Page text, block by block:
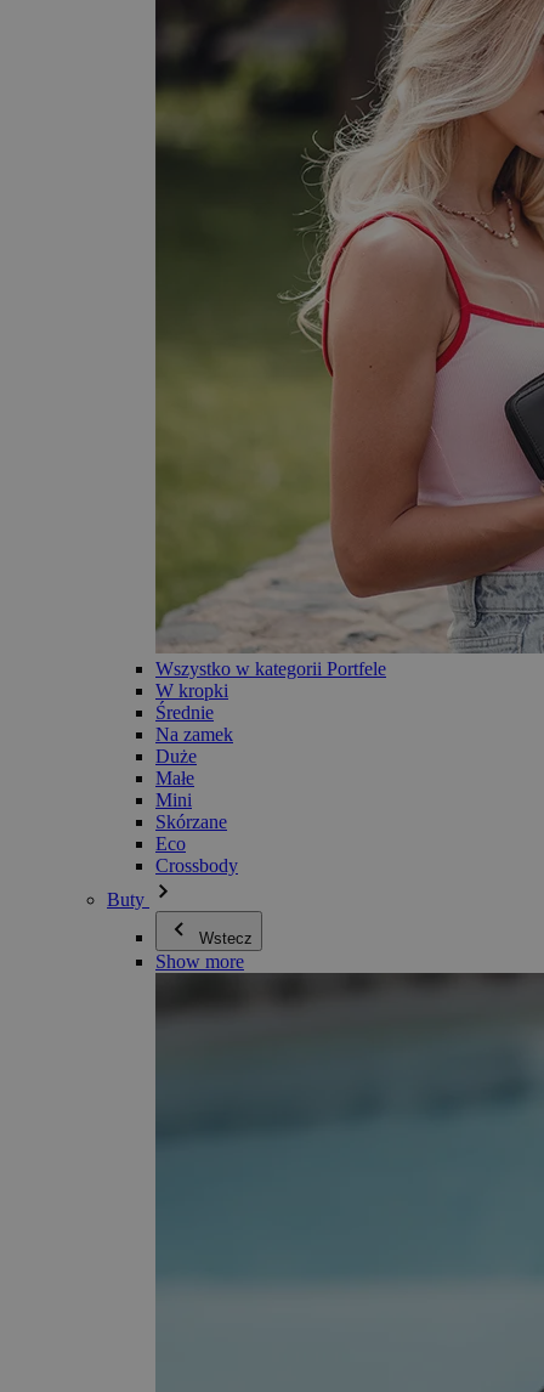
Wszystko w kategorii Portfele
W kropki
Średnie
Na zamek
Duże
Małe
Mini
Skórzane
Eco
Crossbody
Buty
Wstecz
Show more